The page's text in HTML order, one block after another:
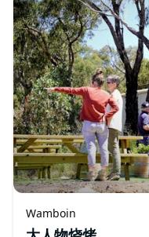
Wamboin